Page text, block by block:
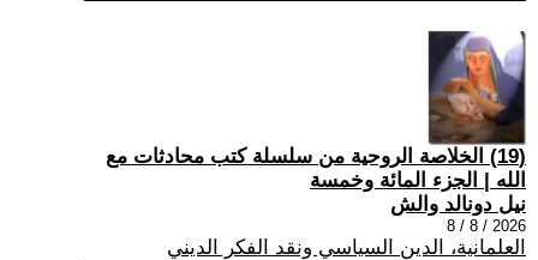
(19) الخلاصة الروحية من سلسلة كتب محادثات مع
الله | الجزء المائة وخمسة
نيل دونالد والش
2026 / 8 / 8
العلمانية، الدين السياسي ونقد الفكر الديني